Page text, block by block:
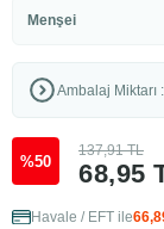
Menşei
Ambalaj Miktarı
%50 68,95
137,91 TL
Havale / EFT ile